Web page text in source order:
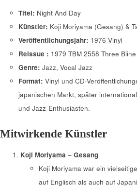
Titel: Night And Day
Künstler: Koji Moriyama (Gesang) &
Veröffentlichungsjahr: 1976 Vinyl
Reissue : 1979 TBM 2558 Three
Genre: Jazz, Vocal Jazz
Format: Vinyl und CD-
japanischen Markt, später
und Jazz-Enthusiasten.
Mitwirkende Künstler
Koji Moriyama – Gesang
Koji Moriyama war ein
auf Englisch als auch auf